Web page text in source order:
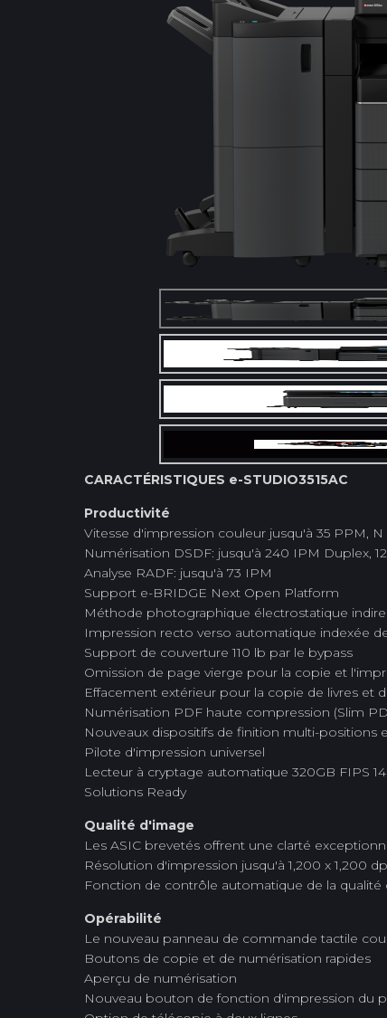
CARACTÉRISTIQUES e-STUDIO3515AC
Productivité
Vitesse d'impression couleur jusqu'à 35 PPM, N
Numérisation DSDF: jusqu'à 240 IPM Duplex,
Analyse RADF: jusqu'à 73 IPM
Support e-BRIDGE Next Open Platform
Méthode photographique électrostatique
Impression recto verso automatique indexée
Support de couverture 110 lb par le bypass
Omission de page vierge pour la copie et
Effacement extérieur pour la copie de livres et
Numérisation PDF haute compression (Slim
Nouveaux dispositifs de finition multi-positions
Pilote d'impression universel
Lecteur à cryptage automatique 320GB FIPS
Solutions Ready
Qualité d'image
Les ASIC brevetés offrent une clarté
Résolution d'impression jusqu'à 1,200 x 1,200
Fonction de contrôle automatique de la qualité
Opérabilité
Le nouveau panneau de commande tactile
Boutons de copie et de numérisation rapides
Aperçu de numérisation
Nouveau bouton de fonction d'impression du